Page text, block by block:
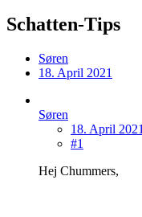
Schatten-Tips
Søren
18. April 2021
Søren
18. April 2021
#1
Hej Chummers,